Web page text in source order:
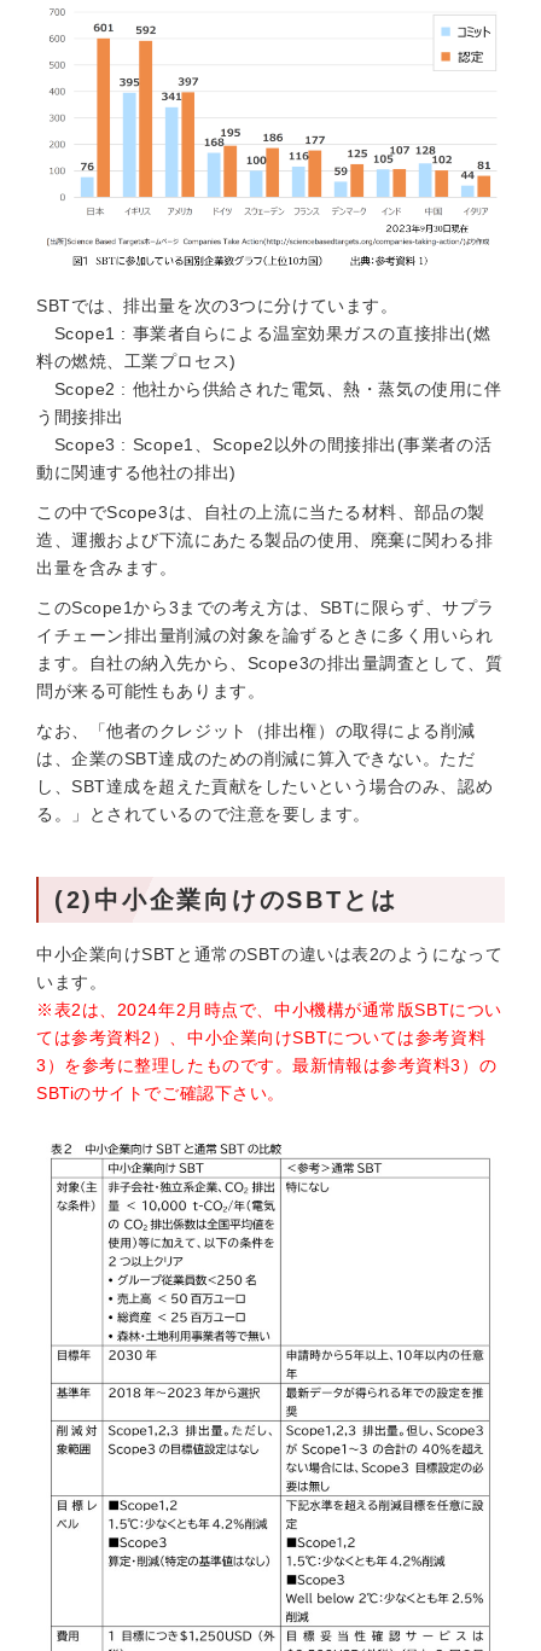
SBTでは、排出量を次の3つに分けています。
Scope1 : 事業者自らによる温室効果ガスの直接排出(燃
料の燃焼、工業プロセス)
Scope2 : 他社から供給された電気、熱・蒸気の使用に伴
う間接排出
Scope3 : Scope1、Scope2以外の間接排出(事業者の活
動に関連する他社の排出)
この中でScope3は、自社の上流に当たる材料、部品の製
造、運搬および下流にあたる製品の使用、廃棄に関わる排
出量を含みます。
このScope1から3までの考え方は、SBTに限らず、サプラ
イチェーン排出量削減の対象を論ずるときに多く用いられ
ます。自社の納入先から、Scope3の排出量調査として、質
問が来る可能性もあります。
なお、「他者のクレジット（排出権）の取得による削減
は、企業のSBT達成のための削減に算⼊できない。ただ
し、SBT達成を超えた貢献をしたいという場合のみ、認め
る。」とされているので注意を要します。
(2)中小企業向けのSBTとは
中小企業向けSBTと通常のSBTの違いは表2のようになって
います。
※表2は、2024年2月時点で、中小機構が通常版SBTについ
ては参考資料2）、中小企業向けSBTについては参考資料
3）を参考に整理したものです。最新情報は参考資料3）の
SBTiのサイトでご確認下さい。